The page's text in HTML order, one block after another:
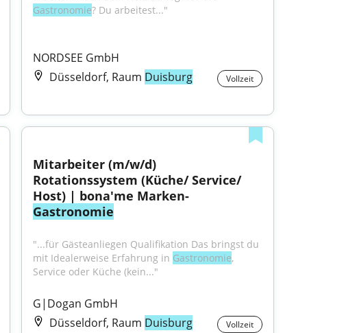
Gastronomie? Du arbeitest..."
NORDSEE GmbH
Düsseldorf, Raum Duisburg Vollzeit
Mitarbeiter (m/w/d)
Rotationssystem (Küche/ Service/
Host) | bona'me Marken-
Gastronomie
"...für Gästeanliegen Qualifikation Das bringst du
mit Idealerweise Erfahrung in Gastronomie,
Service oder Küche (kein..."
G|Dogan GmbH
Düsseldorf, Raum Duisburg Vollzeit